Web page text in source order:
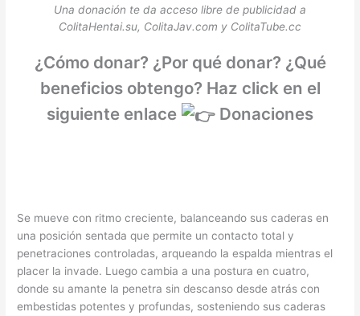
Una donación te da acceso libre de publicidad a
ColitaHentai.su, ColitaJav.com y ColitaTube.cc
¿Cómo donar? ¿Por qué donar? ¿Qué
beneficios obtengo? Haz click en el
siguiente enlace
Donaciones
Se mueve con ritmo creciente, balanceando sus caderas en
una posición sentada que permite un contacto total y
penetraciones controladas, arqueando la espalda mientras el
placer la invade. Luego cambia a una postura en cuatro,
donde su amante la penetra sin descanso desde atrás con
embestidas potentes y profundas, sosteniendo sus caderas